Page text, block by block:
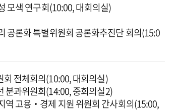
모색 연구회(10:00, 대회의실)
공론화 특별위원회 공론화추진단 회의(15:0
전체회의(10:00, 대회의실)
분과위원회(14:00, 중회의실2)
역 고용‧경제 지원 위원회 간사회의(15:00,